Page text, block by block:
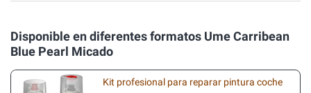
Disponible en diferentes formatos Ume Carribean
Blue Pearl Micado
Kit profesional para reparar pintura coche